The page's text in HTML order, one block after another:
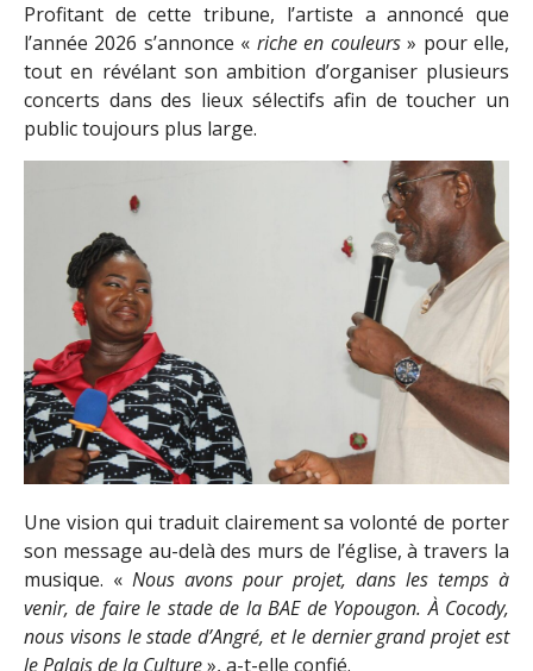
Profitant de cette tribune, l’artiste a annoncé que
l’année 2026 s’annonce « riche en couleurs» pour elle,
tout en révélant son ambition d’organiser plusieurs
concerts dans des lieux sélectifs afin de toucher un
public toujours plus large.
Une vision qui traduit clairement sa volonté de porter
son message au-delà des murs de l’église, à travers la
musique. «Nous avons pour projet, dans les temps à
venir, de faire le stade de la BAE de Yopougon. À Cocody,
nous visons le stade d’Angré, et le dernier grand projet est
le Palais de la Culture», a-t-elle confié.